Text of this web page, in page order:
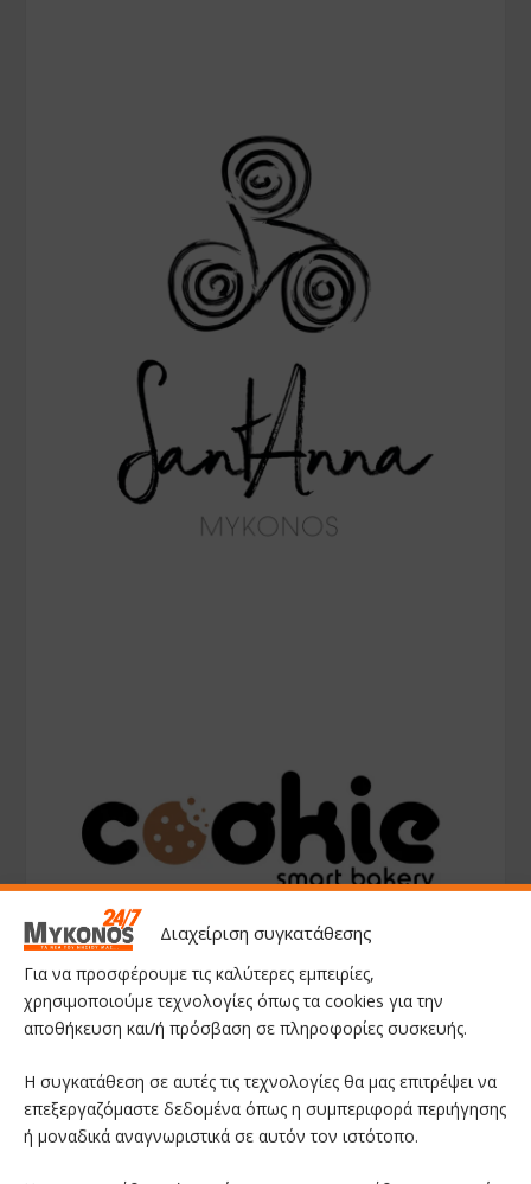
Διαχείριση συγκατάθεσης
Για να προσφέρουμε τις καλύτερες εμπειρίες,
χρησιμοποιούμε τεχνολογίες όπως τα cookies για την
αποθήκευση και/ή πρόσβαση σε πληροφορίες συσκευής.
Η συγκατάθεση σε αυτές τις τεχνολογίες θα μας επιτρέψει να
επεξεργαζόμαστε δεδομένα όπως η συμπεριφορά περιήγησης
ή μοναδικά αναγνωριστικά σε αυτόν τον ιστότοπο.